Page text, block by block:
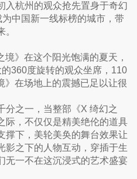
入杭州的观众抢先置身于奇幻
为中国新一线标榜的城市，带
》在这个阳光饱满的夏天，
360度旋转的观众坐席，110
》在场地上的震撼已足以让很
分之一，当整部《X 绮幻之
际，不仅仅是精美绝伦的道具
撑下，美轮美奂的舞台效果让
影之下的人物互动，穿插于生
无一不在这沉浸式的艺术盛宴